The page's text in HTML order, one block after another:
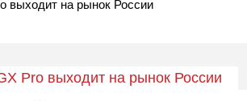
выходит на рынок России
Pro выходит на рынок России